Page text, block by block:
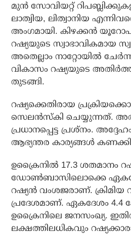
മുന്‍ സോവിയറ്റ്
ലാത്വിയ, ലിത്വാനിയ
അംഗമായി. കിഴക്കന്‍
റഷ്യയുടെ സ്വാഭാവികമായ
അതെല്ലാം നാറ്റോയില്‍
വികാസം റഷ്യയുടെ
തുടങ്ങി.
റഷ്യക്കെതിരായ
സെലന്‍സ്‌കി ചെയ്യുന്നത്.
പ്രധാനപ്പെട്ട പ്രശ്‌നം.
ആഭ്യന്തര കാര്യങ്ങള്‍
ഉക്രൈനില്‍ 17.3 ശതമാനം
ഡോണ്‍ബാസിലൊക്കെ
റഷ്യന്‍ വംശജരാണ്. ക്രിമിയ
പ്രദേശമാണ്. ഏകദേശം 4.4
ഉക്രൈനിലെ ജനസംഖ്യ.
ലക്ഷത്തിലധികവും